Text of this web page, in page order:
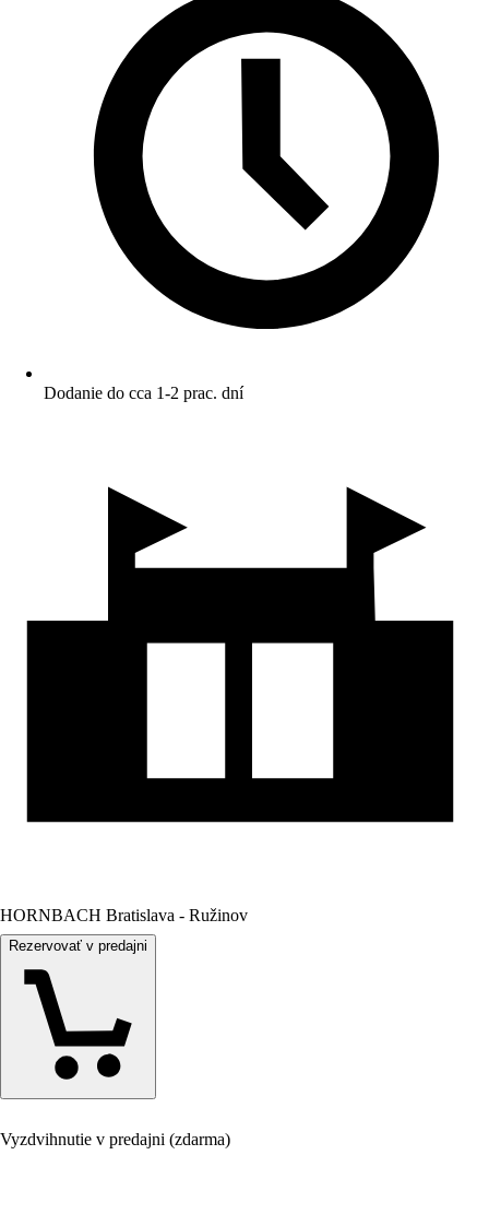
Dodanie do cca 1-2 prac. dní
HORNBACH Bratislava - Ružinov
Rezervovať v predajni
Vyzdvihnutie v predajni (zdarma)